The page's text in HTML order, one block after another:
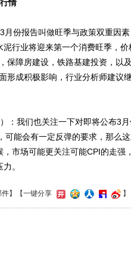
情
份报告叫做旺季与政策双重因
行业将迎来第一个消费旺季，
保障房建设，铁路基建投资，以
形成积极影响，行业分析师建议
：我们也关注一下对即将公布3
可能会有一定反弹的要求，那么
市场可能更关注可能CPI的走强
。
件】 【一键分享 】